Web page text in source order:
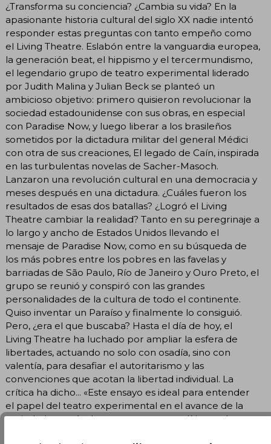
¿Transforma su conciencia? ¿Cambia su vida? En la
apasionante historia cultural del siglo XX nadie intentó
responder estas preguntas con tanto empeño como
el Living Theatre. Eslabón entre la vanguardia europea,
la generación beat, el hippismo y el tercermundismo,
el legendario grupo de teatro experimental liderado
por Judith Malina y Julian Beck se planteó un
ambicioso objetivo: primero quisieron revolucionar la
sociedad estadounidense con sus obras, en especial
con Paradise Now, y luego liberar a los brasileños
sometidos por la dictadura militar del general Médici
con otra de sus creaciones, El legado de Caín, inspirada
en las turbulentas novelas de Sacher-Masoch.
Lanzaron una revolución cultural en una democracia y
meses después en una dictadura. ¿Cuáles fueron los
resultados de esas dos batallas? ¿Logró el Living
Theatre cambiar la realidad? Tanto en su peregrinaje a
lo largo y ancho de Estados Unidos llevando el
mensaje de Paradise Now, como en su búsqueda de
los más pobres entre los pobres en las favelas y
barriadas de São Paulo, Río de Janeiro y Ouro Preto, el
grupo se reunió y conspiró con las grandes
personalidades de la cultura de todo el continente.
Quiso inventar un Paraíso y finalmente lo consiguió.
Pero, ¿era el que buscaba? Hasta el día de hoy, el
Living Theatre ha luchado por ampliar la esfera de
libertades, actuando no solo con osadía, sino con
valentía, para desafiar el autoritarismo y las
convenciones que acotan la libertad individual. La
crítica ha dicho... «Este ensayo es ideal para entender
el papel del teatro experimental en el avance de la
sociedad a través de sus propuestas políticas y de una